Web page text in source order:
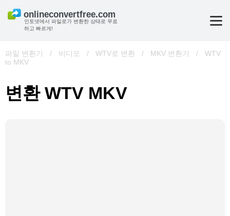
인토넷에서 파일로가 변환한 상태로 무료
하고 빠르게!
파일 변환기 / 비디오 / WTV로 변환 / MKV 변환기 /
WTV
to MKV
변환 WTV MKV